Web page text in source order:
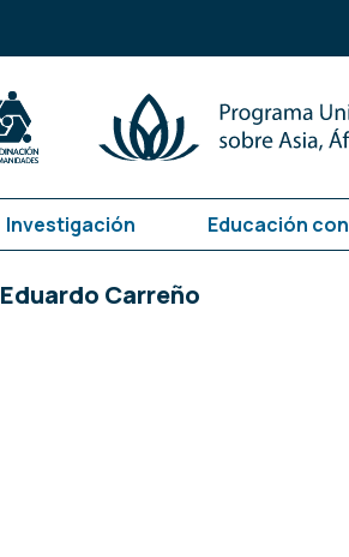
Investigación Educación
Eduardo Carreño